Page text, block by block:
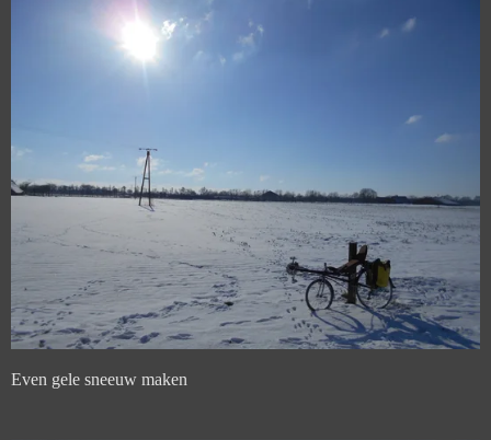
Even gele sneeuw maken